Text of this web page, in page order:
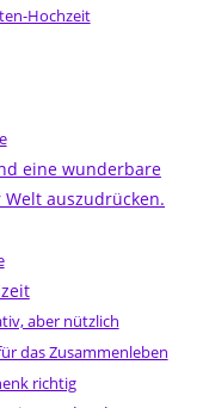
Hochzeit
eine wunderbare
auszudrücken.
aber nützlich
das Zusammenleben
richtig